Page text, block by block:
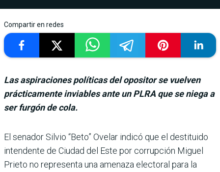
Compartir en redes
Las aspiraciones políticas del opositor se vuelven
prácticamente inviables ante un PLRA que se niega a
ser furgón de cola.
El senador Silvio “Beto” Ovelar indicó que el destituido
inten­dente de Ciudad del Este por corrupción Miguel
Prieto no representa una amenaza elec­toral para la